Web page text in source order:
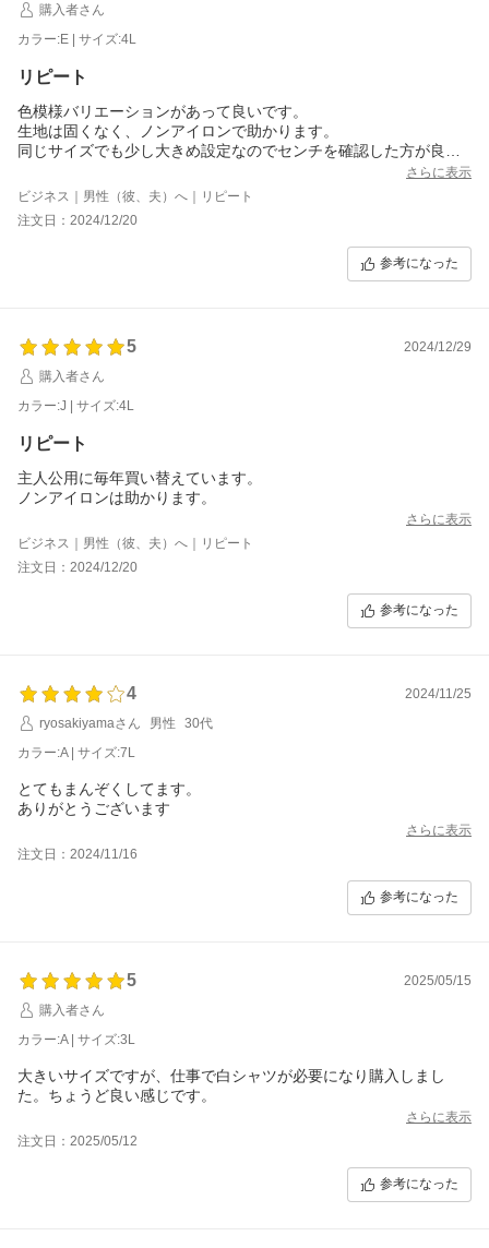
購入者さん
カラー:E | サイズ:4L
リピート
色模様バリエーションがあって良いです。
生地は固くなく、ノンアイロンで助かります。
同じサイズでも少し大きめ設定なのでセンチを確認した方が良い
さらに表示
ビジネス｜男性（彼、夫）へ｜リピート
注文日：2024/12/20
参考になった
5
2024/12/29
購入者さん
カラー:J | サイズ:4L
リピート
主人公用に毎年買い替えています。
ノンアイロンは助かります。
さらに表示
ビジネス｜男性（彼、夫）へ｜リピート
注文日：2024/12/20
参考になった
4
2024/11/25
ryosakiyamaさん
男性
30代
カラー:A | サイズ:7L
とてもまんぞくしてます。
ありがとうございます
さらに表示
注文日：2024/11/16
参考になった
5
2025/05/15
購入者さん
カラー:A | サイズ:3L
大きいサイズですが、仕事で白シャツが必要になり購入しまし
た。ちょうど良い感じです。
さらに表示
注文日：2025/05/12
参考になった